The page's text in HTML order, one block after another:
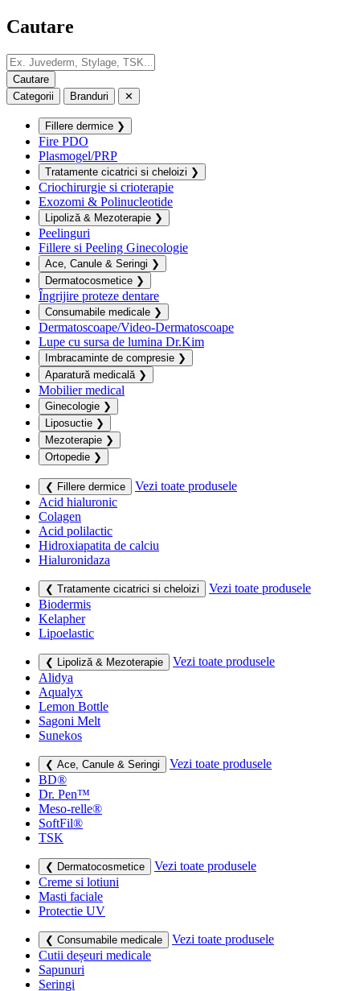
Cautare
Categorii Branduri ✕
Fillere dermice ❯
Fire PDO
Plasmogel/PRP
Tratamente cicatrici si cheloizi ❯
Criochirurgie si crioterapie
Exozomi & Polinucleotide
Lipoliză & Mezoterapie ❯
Peelinguri
Fillere si Peeling Ginecologie
Ace, Canule & Seringi ❯
Dermatocosmetice ❯
Îngrijire proteze dentare
Consumabile medicale ❯
Dermatoscoape/Video-Dermatoscoape
Lupe cu sursa de lumina Dr.Kim
Imbracaminte de compresie ❯
Aparatură medicală ❯
Mobilier medical
Ginecologie ❯
Liposuctie ❯
Mezoterapie ❯
Ortopedie ❯
❮ Fillere dermice
Vezi toate produsele
Acid hialuronic
Colagen
Acid polilactic
Hidroxiapatita de calciu
Hialuronidaza
❮ Tratamente cicatrici si cheloizi
Vezi toate produsele
Biodermis
Kelapher
Lipoelastic
❮ Lipoliză & Mezoterapie
Vezi toate produsele
Alidya
Aqualyx
Lemon Bottle
Sagoni Melt
Sunekos
❮ Ace, Canule & Seringi
Vezi toate produsele
BD®
Dr. Pen™
Meso-relle®
SoftFil®
TSK
❮ Dermatocosmetice
Vezi toate produsele
Creme si lotiuni
Masti faciale
Protectie UV
❮ Consumabile medicale
Vezi toate produsele
Cutii deșeuri medicale
Sapunuri
Seringi